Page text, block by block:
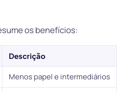
os benefícios:
Descrição
Menos papel e intermediários